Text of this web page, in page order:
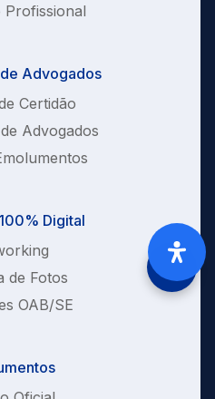
Profissional
Advogados
Certidão
Advogados
Digital
de Fotos
OAB/SE